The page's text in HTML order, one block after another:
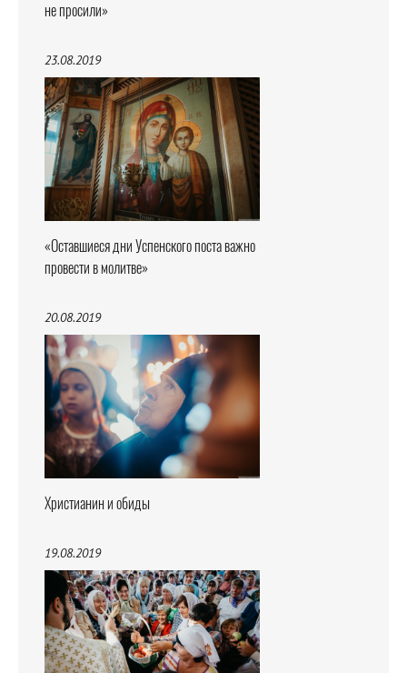
не просили»
23.08.2019
«Оставшиеся дни Успенского поста важно
провести в молитве»
20.08.2019
Христианин и обиды
19.08.2019